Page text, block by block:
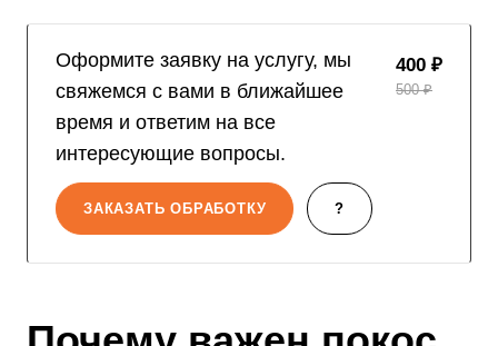
Оформите заявку на услугу, мы
свяжемся с вами в ближайшее
время и ответим на все
интересующие вопросы.
400 ₽
500 ₽
ЗАКАЗАТЬ ОБРАБОТКУ ?